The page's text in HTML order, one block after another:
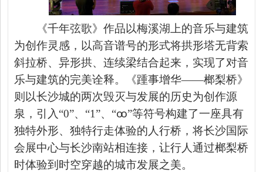
《千年弦歌》作品以梅溪湖上的音乐与建筑
为创作灵感，以高音谱号的形式将拱形塔无背索
斜拉桥、异形拱、连续梁结合起来，实现了对音
乐与建筑的完美诠释。《踵事增华——榔梨桥》
则以长沙城的两次毁灭与发展的历史为创作源
泉，引入“0”、“1”、“ꝏ”等符号构建了一座具有
独特外形、独特行走体验的人行桥，将长沙国际
会展中心与长沙南站相连接，让行人通过榔梨桥
时体验到时空穿越的城市发展之美。